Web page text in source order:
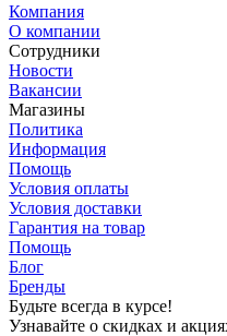
Компания
О компании
Сотрудники
Новости
Вакансии
Магазины
Политика
Информация
Помощь
Условия оплаты
Условия доставки
Гарантия на товар
Помощь
Блог
Бренды
Будьте всегда в курсе!
Узнавайте о скидках и